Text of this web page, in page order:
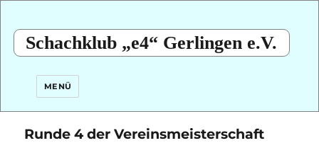
Schachklub „e4“ Gerlingen e.V.
MENÜ
Runde 4 der Vereinsmeisterschaft